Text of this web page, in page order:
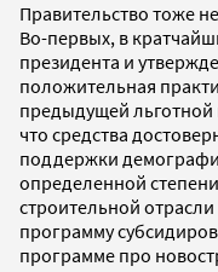
Правительство тоже
Во-первых, в
президента и
положительная
предыдущей льготной
что средства
поддержки
определенной
строительной
программу
программе про